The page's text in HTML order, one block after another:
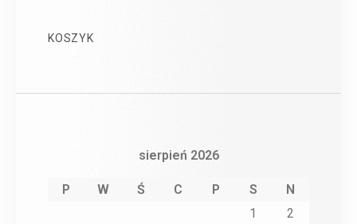
KOSZYK
sierpień 2026
P W Ś C P S
N
1
2